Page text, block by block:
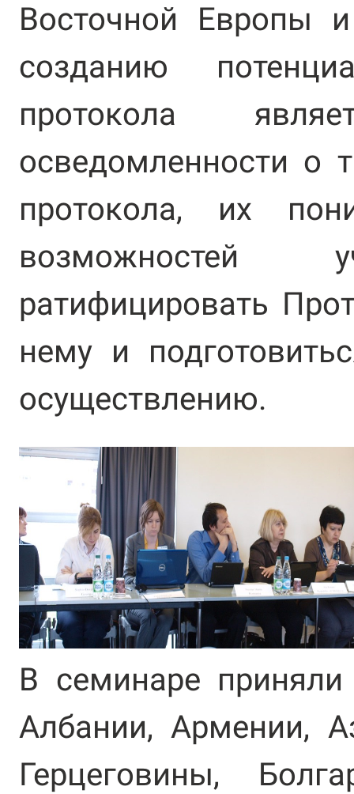
Восточной Европы
созданию
протокола
осведомленности о
протокола, их
возможностей
ратифицировать
нему и
осуществлению.
В семинаре приняли
Албании, Армении,
Герцеговины,